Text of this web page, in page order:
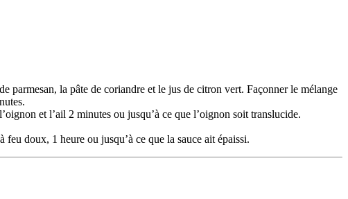
la pâte de coriandre et le jus de citron vert. Façonner le mélange
et l’ail 2 minutes ou jusqu’à ce que l’oignon soit translucide.
doux, 1 heure ou jusqu’à ce que la sauce ait épaissi.